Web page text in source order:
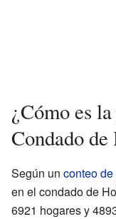
¿Cómo es
Condado de
Según un conteo
en el condado de
6921 hogares y